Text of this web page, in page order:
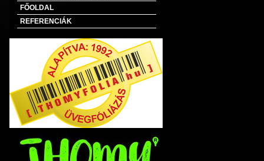
FŐOLDAL
REFERENCIÁK